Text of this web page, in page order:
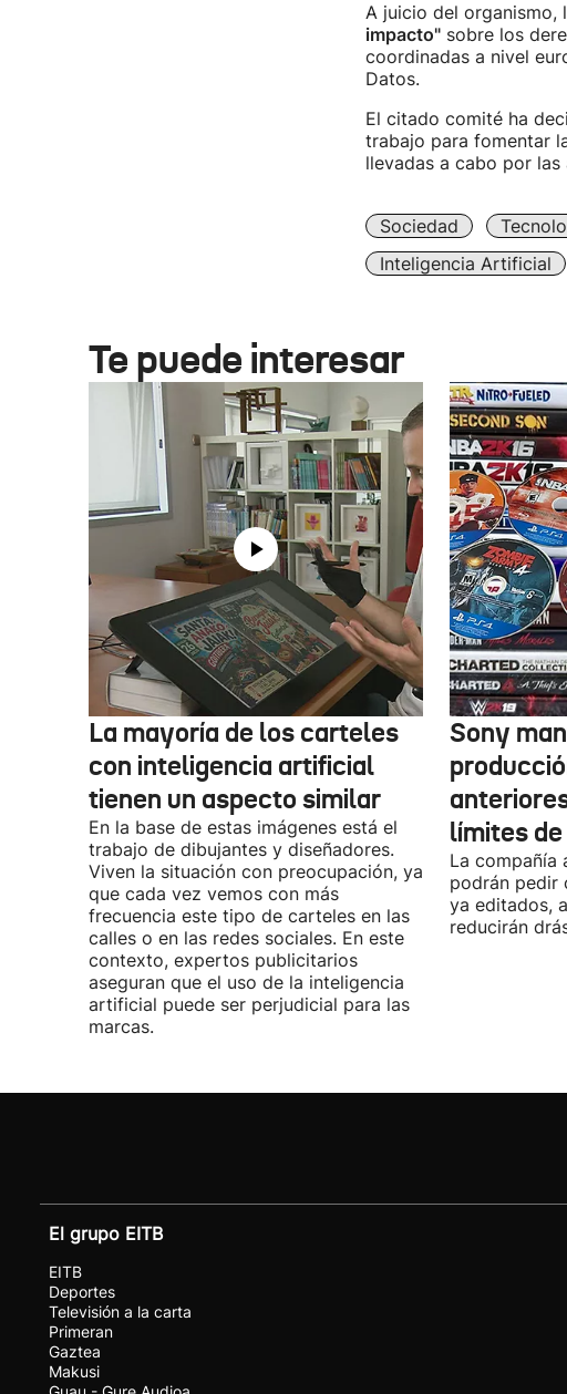
A juicio del organismo,
impacto"sobre los
coordinadas a nivel
Datos.
El citado comité ha
trabajo para fomentar
llevadas a cabo por
Sociedad
Inteligencia Artificial
Te puede interesar
La mayoría de los carteles
con inteligencia artificial
tienen un aspecto similar
En la base de estas imágenes está el
trabajo de dibujantes y diseñadores.
Viven la situación con preocupación, ya
que cada vez vemos con más
frecuencia este tipo de carteles en las
calles o en las redes sociales. En este
contexto, expertos publicitarios
aseguran que el uso de la inteligencia
artificial puede ser perjudicial para las
marcas.
Sony
límites
La compañía
podrán pedir
ya editados,
reducirán
El grupo EITB
EITB
Deportes
Televisión a la carta
Primeran
Gaztea
Makusi